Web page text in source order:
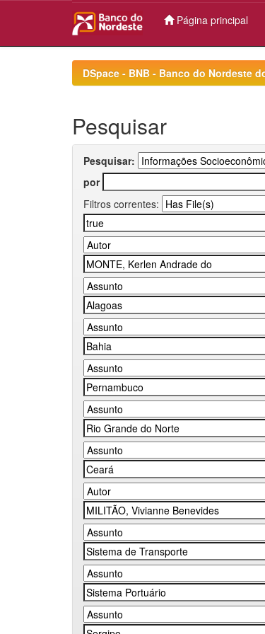
Página principal
DSpace - BNB - Banco do Nordeste
Pesquisar
Pesquisar:
por
Filtros correntes: